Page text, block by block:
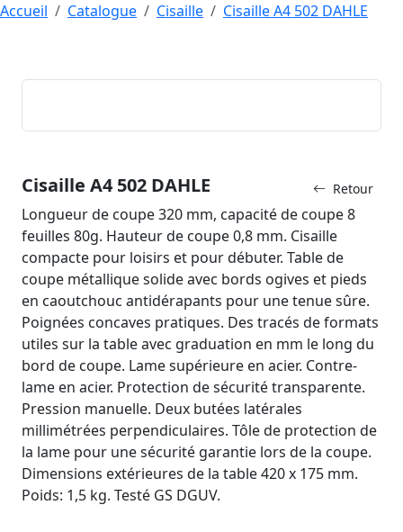
Accueil Catalogue Cisaille Cisaille A4 502 DAHLE
Retour
Cisaille A4 502 DAHLE
Longueur de coupe 320 mm, capacité de coupe 8
feuilles 80g. Hauteur de coupe 0,8 mm. Cisaille
compacte pour loisirs et pour débuter. Table de
coupe métallique solide avec bords ogives et pieds
en caoutchouc antidérapants pour une tenue sûre.
Poignées concaves pratiques. Des tracés de formats
utiles sur la table avec graduation en mm le long du
bord de coupe. Lame supérieure en acier. Contre-
lame en acier. Protection de sécurité transparente.
Pression manuelle. Deux butées latérales
millimétrées perpendiculaires. Tôle de protection de
la lame pour une sécurité garantie lors de la coupe.
Dimensions extérieures de la table 420 x 175 mm.
Poids: 1,5 kg. Testé GS DGUV.